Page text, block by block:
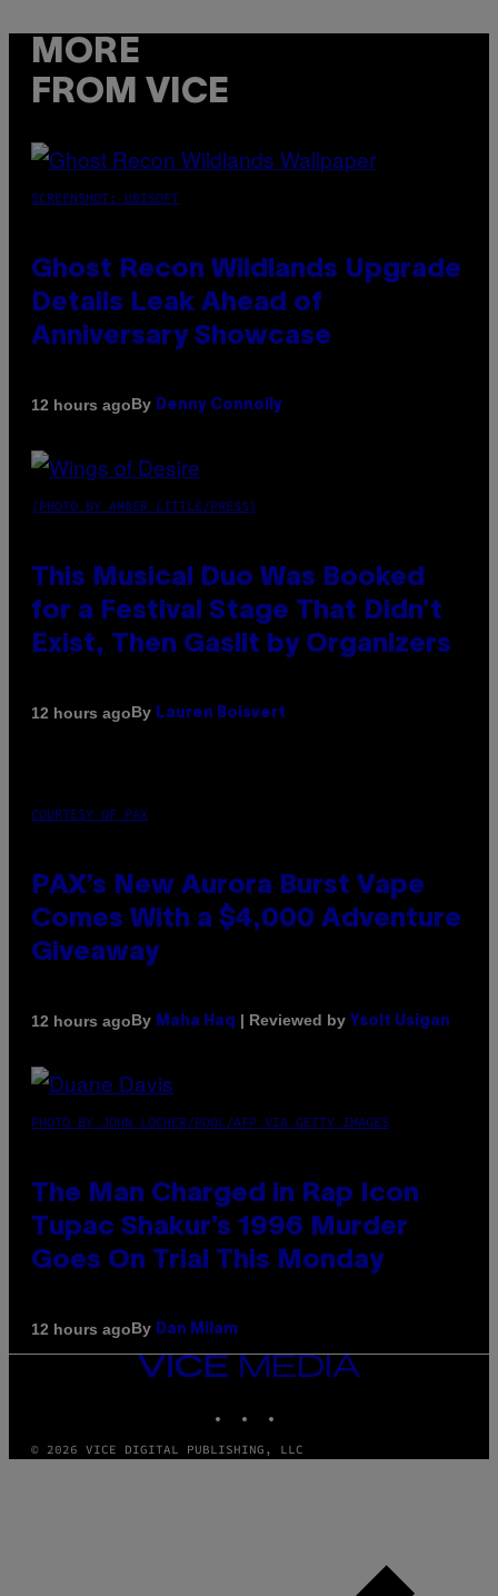
MORE
FROM VICE
SCREENSHOT: UBISOFT
Ghost Recon Wildlands Upgrade
Details Leak Ahead of
Anniversary Showcase
12 hours agoBy Denny Connolly
(PHOTO BY AMBER LITTLE/PRESS)
This Musical Duo Was Booked
for a Festival Stage That Didn’t
Exist, Then Gaslit by Organizers
12 hours agoBy Lauren Boisvert
COURTESY OF PAX
PAX’s New Aurora Burst Vape
Comes With a $4,000 Adventure
Giveaway
12 hours agoBy Maha Haq | Reviewed by Ysolt Usigan
PHOTO BY JOHN LOCHER/POOL/AFP VIA GETTY IMAGES
The Man Charged in Rap Icon
Tupac Shakur’s 1996 Murder
Goes On Trial This Monday
12 hours agoBy Dan Milam
VICE
MEDIA
© 2026 VICE DIGITAL PUBLISHING, LLC